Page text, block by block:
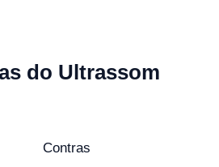
do Ultrassom
Contras